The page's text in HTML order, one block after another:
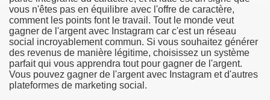
vous n'êtes pas en équilibre avec l'offre de caractère,
comment les points font le travail. Tout le monde veut
gagner de l'argent avec Instagram car c'est un réseau
social incroyablement commun. Si vous souhaitez générer
des revenus de manière légitime, choisissez un système
parfait qui vous apprendra tout pour gagner de l'argent.
Vous pouvez gagner de l'argent avec Instagram et d'autres
plateformes de marketing social.
useful Video Downloads
to Your House Actual Property Price
Cryptocurrencies